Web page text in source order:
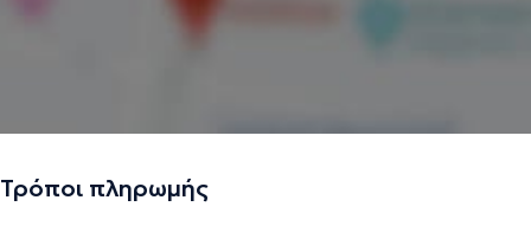
Τρόποι πληρωμής